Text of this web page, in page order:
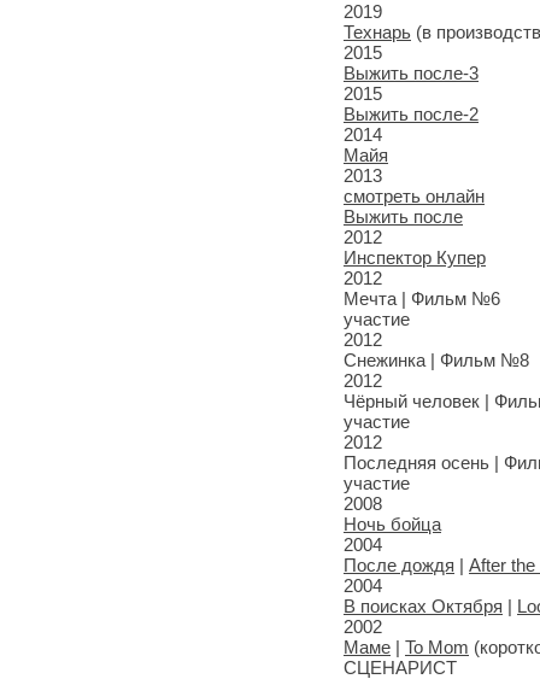
2019
Технарь (в
2015
Выжить после-3
2015
Выжить после-2
2014
Майя
2013
смотреть онлайн
Выжить после
2012
Инспектор Купер
2012
Мечта | Фильм №6
участие
2012
Снежинка | Фильм №8
2012
Чёрный человек |
участие
2012
Последняя осень |
участие
2008
Ночь бойца
2004
После дождя | After the
2004
В поисках Октября |
2002
Маме | To Mom
СЦЕНАРИСТ